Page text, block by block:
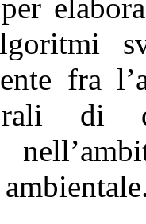
fra
di